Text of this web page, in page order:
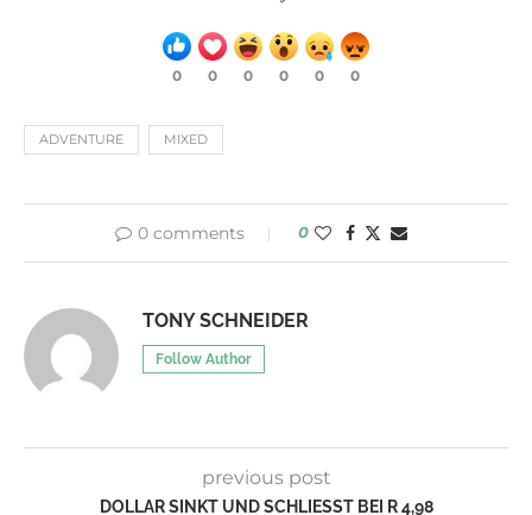
0 0 0 0 0 0
ADVENTURE MIXED
0 comments 0
TONY SCHNEIDER
Follow Author
previous post
DOLLAR SINKT UND SCHLIESST BEI R 4,98